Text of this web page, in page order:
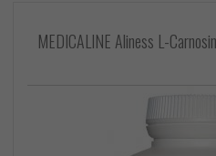
MEDICALINE Aliness L-